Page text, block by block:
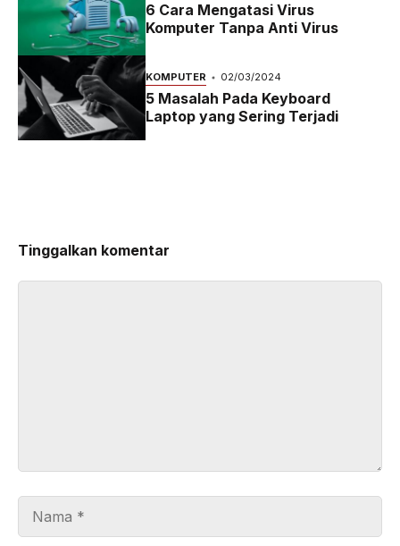
6 Cara Mengatasi Virus
Komputer Tanpa Anti Virus
KOMPUTER 02/03/2024
5 Masalah Pada Keyboard
Laptop yang Sering Terjadi
Tinggalkan komentar